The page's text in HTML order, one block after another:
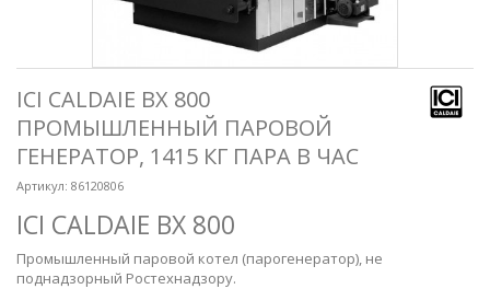
ICI CALDAIE BX 800
ПРОМЫШЛЕННЫЙ ПАРОВОЙ
ГЕНЕРАТОР, 1415 КГ ПАРА В ЧАС
Артикул: 86120806
ICI CALDAIE BX 800
Промышленный паровой котел (парогенератор), не
поднадзорный Ростехнадзору.